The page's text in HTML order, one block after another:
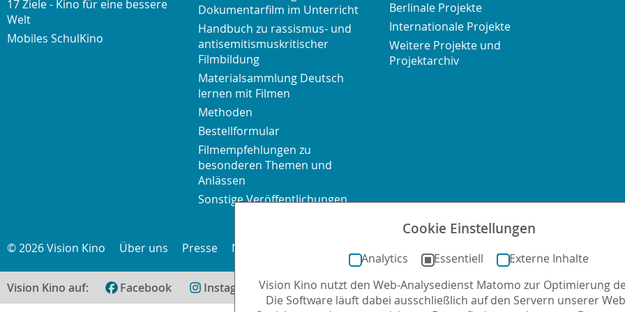
17 Ziele - Kino für eine bessere
Welt
Mobiles SchulKino
Dokumentarfilm im Unterricht
Handbuch zu rassismus- und
antisemitismuskritischer
Filmbildung
Materialsammlung Deutsch
lernen mit Filmen
Methoden
Bestellformular
Filmempfehlungen zu
besonderen Themen und
Anlässen
Sonstige Veröffentlichungen
Berlinale Projekte
Internationale Projekte
Weitere Projekte und
Projektarchiv
© 2026 Vision Kino Über uns Presse Newsletter
Vision Kino auf: Facebook Instagram teilen mail
Cookie Einstellungen
Analytics Essentiell
Externe Inhalte
Vision Kino nutzt den Web-Analysedienst Matomo zur Optimierung
Die Software läuft dabei ausschließlich auf den Servern unserer